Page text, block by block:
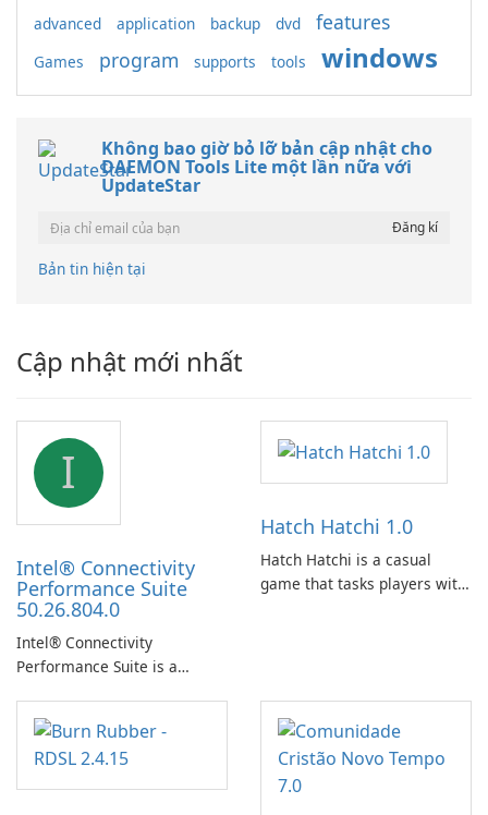
advanced application backup dvd features
Games program supports tools windows
Không bao giờ bỏ lỡ bản cập nhật cho
DAEMON Tools Lite một lần nữa với
UpdateStar
Bản tin hiện tại
Cập nhật mới nhất
I
Intel® Connectivity
Performance Suite
50.26.804.0
Intel® Connectivity
Performance Suite is a
designed to identify factors
that affect connectivity and
apply adaptive adjustments.
Hatch Hatchi 1.0
Hatch Hatchi is a casual
game that tasks players with
incubating eggs and
expanding gameplay through
continued hatching.